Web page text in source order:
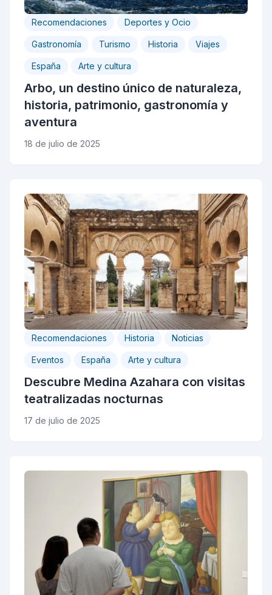
Recomendaciones Deportes y Ocio
Gastronomía Turismo Historia Viajes
España Arte y cultura
Arbo, un destino único de naturaleza,
historia, patrimonio, gastronomía y
aventura
18 de julio de 2025
Recomendaciones Historia Noticias
Eventos España Arte y cultura
Descubre Medina Azahara con visitas
teatralizadas nocturnas
17 de julio de 2025